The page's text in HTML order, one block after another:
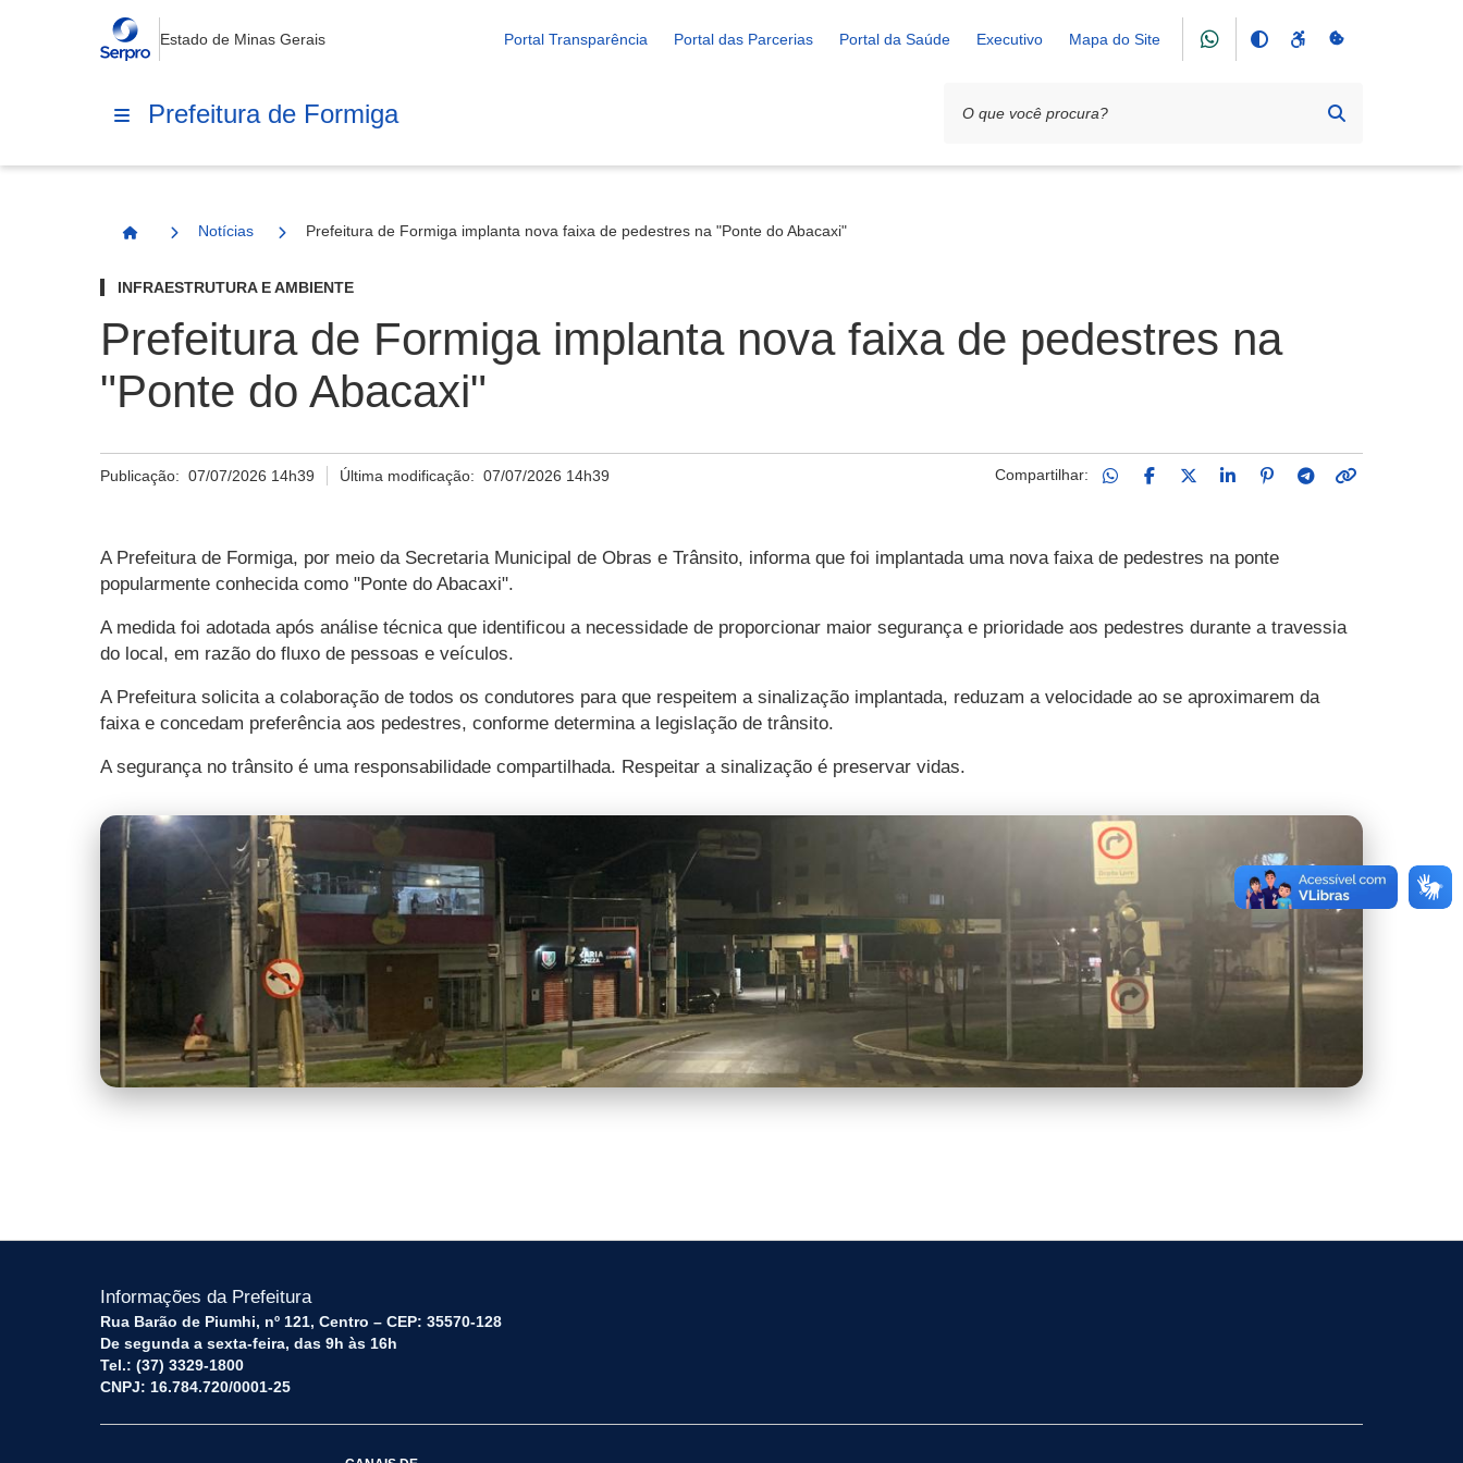
Estado de Minas Gerais Portal Transparência Portal das Parcerias Portal da Saúde Executivo Mapa do Site
Prefeitura de Formiga
Página Inicial
Notícias Prefeitura de Formiga implanta nova faixa de pedestres na "Ponte do Abacaxi"
INFRAESTRUTURA E AMBIENTE
Prefeitura de Formiga implanta nova faixa de pedestres na
"Ponte do Abacaxi"
Publicação: 07/07/2026 14h39 Última modificação:07/07/2026 14h39 Compartilhar:
A Prefeitura de Formiga, por meio da Secretaria Municipal de Obras e Trânsito, informa que foi implantada uma nova faixa de pedestres na ponte
popularmente conhecida como "Ponte do Abacaxi".
A medida foi adotada após análise técnica que identificou a necessidade de proporcionar maior segurança e prioridade aos pedestres durante a travessia
do local, em razão do fluxo de pessoas e veículos.
A Prefeitura solicita a colaboração de todos os condutores para que respeitem a sinalização implantada, reduzam a velocidade ao se aproximarem da
faixa e concedam preferência aos pedestres, conforme determina a legislação de trânsito.
A segurança no trânsito é uma responsabilidade compartilhada. Respeitar a sinalização é preservar vidas.
Informações da Prefeitura
Rua Barão de Piumhi, nº 121, Centro – CEP: 35570-128
De segunda a sexta-feira, das 9h às 16h
Tel.: (37) 3329-1800
CNPJ: 16.784.720/0001-25